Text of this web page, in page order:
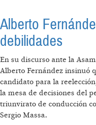
Alberto
debilidades
En su discurso ante la
Alberto Fernández insinuó
candidato para la
la mesa de decisiones del
triunvirato de conducción
Sergio Massa.